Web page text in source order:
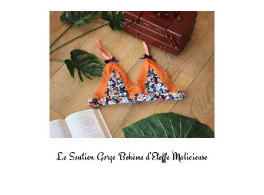
Le Soutien Gorge Bohème d’Etoffe Malicieuse